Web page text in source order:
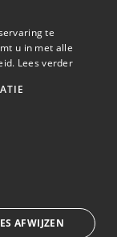
te
u in met alle
Lees verder
AFWIJZEN